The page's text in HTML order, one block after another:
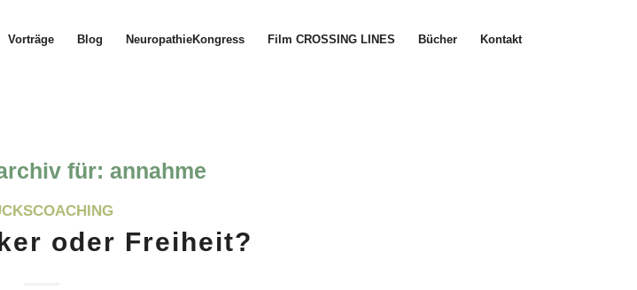
Vorträge Blog NeuropathieKongress Film CROSSING LINES Bücher Kontakt
für: annahme
oder Freiheit?